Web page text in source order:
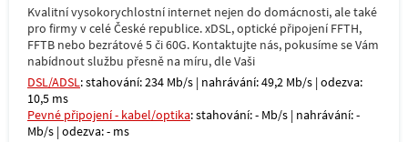
Kvalitní vysokorychlostní internet nejen do domácnosti, ale také
pro firmy v celé České republice. xDSL, optické připojení FFTH,
FFTB nebo bezrátové 5 či 60G. Kontaktujte nás, pokusíme se Vám
nabídnout službu přesně na míru, dle Vaši
DSL/ADSL: stahování: 234 Mb/s | nahrávání: 49,2 Mb/s | odezva:
10,5 ms
Pevné připojení - kabel/optika: stahování: - Mb/s | nahrávání: -
Mb/s | odezva: - ms